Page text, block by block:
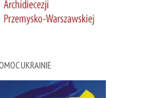
UKRAINIE